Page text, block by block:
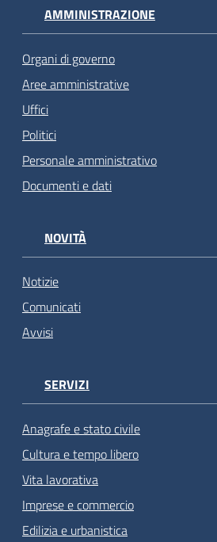
AMMINISTRAZIONE
Organi di governo
Aree amministrative
Uffici
Politici
Personale amministrativo
Documenti e dati
NOVITÀ
Notizie
Comunicati
Avvisi
SERVIZI
Anagrafe e stato civile
Cultura e tempo libero
Vita lavorativa
Imprese e commercio
Edilizia e urbanistica